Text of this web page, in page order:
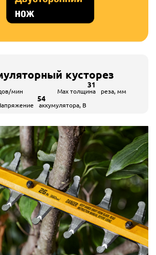
кусторез
мин Max толщина реза, мм
31
аккумулятора, В
54